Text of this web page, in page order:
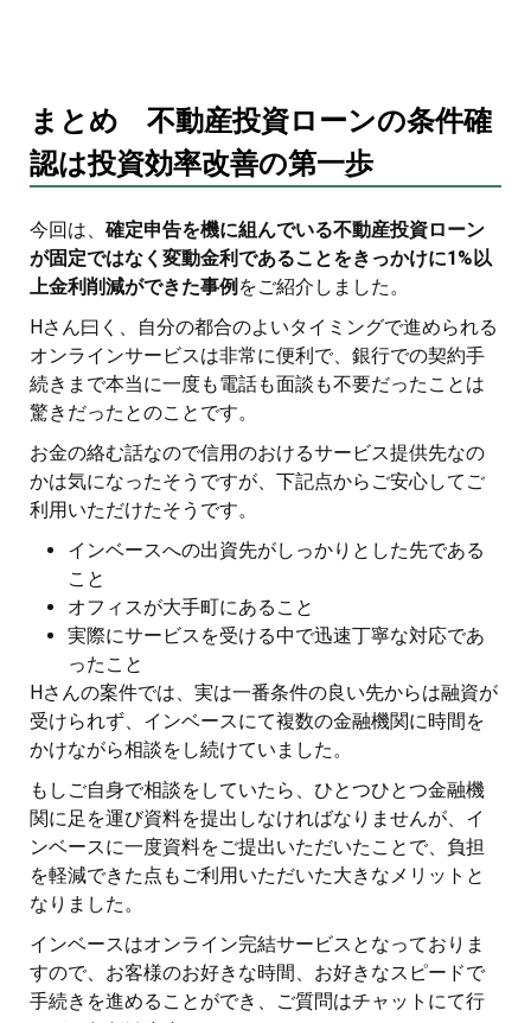
まとめ 不動産投資ローンの条件確
認は投資効率改善の第一歩
今回は、 確定申告を機に組んでいる不動産投資ローン
が固定ではなく変動金利であることをきっかけに1%以
上金利削減ができた事例 をご紹介しました。
Hさん曰く、自分の都合のよいタイミングで進められる
オンラインサービスは非常に便利で、銀行での契約手
続きまで本当に一度も電話も面談も不要だったことは
驚きだったとのことです。
お金の絡む話なので信用のおけるサービス提供先なの
かは気になったそうですが、下記点からご安心してご
利用いただけたそうです。
インベースへの出資先がしっかりとした先である
こと
オフィスが大手町にあること
実際にサービスを受ける中で迅速丁寧な対応であ
ったこと
Hさんの案件では、実は一番条件の良い先からは融資が
受けられず、インベースにて複数の金融機関に時間を
かけながら相談をし続けていました。
もしご自身で相談をしていたら、ひとつひとつ金融機
関に足を運び資料を提出しなければなりませんが、イ
ンベースに一度資料をご提出いただいたことで、負担
を軽減できた点もご利用いただいた大きなメリットと
なりました。
インベースはオンライン完結サービスとなっておりま
すので、お客様のお好きな時間、お好きなスピードで
手続きを進めることができ、ご質問はチャットにて行